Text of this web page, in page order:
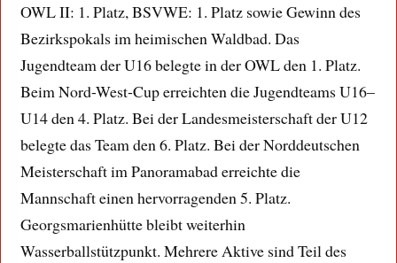
OWL II: 1. Platz, BSVWE: 1. Platz sowie Gewinn des
Bezirkspokals im heimischen Waldbad. Das
Jugendteam der U16 belegte in der OWL den 1. Platz.
Beim Nord-West-Cup erreichten die Jugendteams U16–
U14 den 4. Platz. Bei der Landesmeisterschaft der U12
belegte das Team den 6. Platz. Bei der Norddeutschen
Meisterschaft im Panoramabad erreichte die
Mannschaft einen hervorragenden 5. Platz.
Georgsmarienhütte bleibt weiterhin
Wasserballstützpunkt. Mehrere Aktive sind Teil des